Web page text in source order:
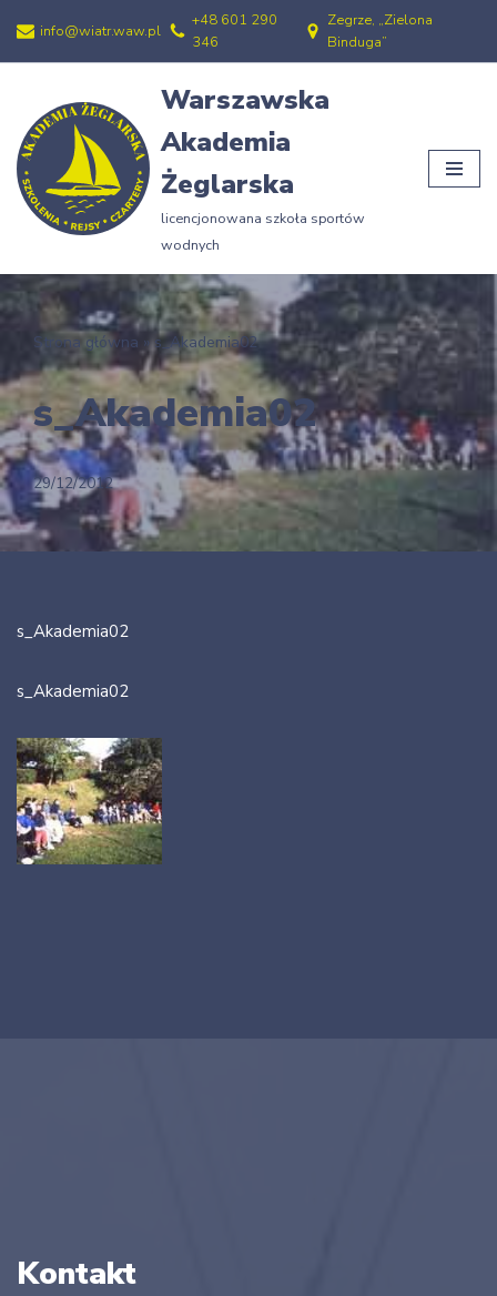
Przejdź
treści
info@wiatr.waw.pl
+48 601 290
346
Zegrze, „Zielona
Binduga”
Warszawska
Akademia
Żeglarska
licencjonowana szkoła sportów
wodnych
Strona główna »s_Akademia02
s_Akademia02
29/12/2012
s_Akademia02
s_Akademia02
Kontakt